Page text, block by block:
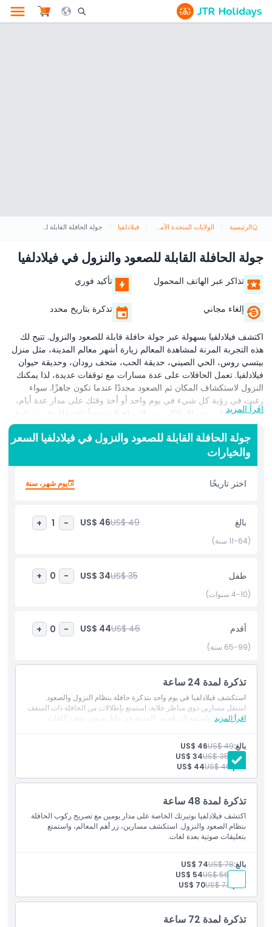
Search Opener Icon
الرئيسية الولايات المتحدة الأمريكية فيلادلفيا جولة الحافلة القابلة للصعود والنزول في فيلادلفيا
جولة الحافلة القابلة للصعود والنزول في فيلادلفيا
تذاكر عبر الهاتف المحمول تأكيد فوري
إلغاء مجاني تذكرة بتاريخ محدد
اكتشف فيلادلفيا بسهولة عبر جولة حافلة قابلة للصعود والنزول. تتيح لك
هذه التجربة المرنة لمشاهدة المعالم زيارة أشهر معالم المدينة، مثل منزل
بيتسي روس، الحي الصيني، حديقة الحب، متحف رودان، وحديقة حيوان
فيلادلفيا. تعمل الحافلات على عدة مسارات مع توقفات عديدة، لذا يمكنك
النزول لاستكشاف المكان ثم الصعود مجددًا عندما تكون جاهزًا. سواء
رغبت في رؤية كل شيء في يوم واحد أو أخذ وقتك على مدار عدة أيام،
فالقرار لك. استمتع بالإطلالات من السطح المفتوح أثناء تنقلك في شوارع
المدينة، مستمتعًا بالمعالم الشهيرة والجواهر الخفية على حد سواء. على
متن الحافلة، ستجد دليلًا صوتيًا بعدة لغات يشاركك قصصًا ممتعة عن تاريخ
فيلادلفيا وثقافتها وأماكنها التي تستحق الزيارة. إنها الطريقة المثالية
لاستكشاف مدينة حب الإخوة دون القلق بشأن الاتجاهات أو مواقف
السيارات أو تفويت أهم المعالم.
أبرز المعالم
ساعات العمل
الموقع
سياسة الإلغاء
اقرأ المزيد
جولة الحافلة القابلة للصعود والنزول في فيلادلفيا السعر
والخيارات
اختر تاريخًا يوم شهر، سنة
بالغ US$ 49
US$ 46
-
1
+
(11-64 سنة)
طفل US$ 35
US$ 34
-
0
+
(4-10 سنوات)
أقدم US$ 46
US$ 44
-
0
+
(65-99 سنة)
تذكرة لمدة 24 ساعة
استكشف فيلادلفيا في يوم واحد بتذكرة حافلة بنظام النزول والصعود.
استقل مسارين ذوي مناظر خلابة، استمتع بإطلالات من الحافلة ذات السقف
المكشوف، واستمع إلى قصص المدينة عبر دليل صوتي متعدد اللغات.
اقرأ المزيد
بالغ:US$ 49
US$ 46
طفل: US$ 35
US$ 34
أقدم: US$ 46
US$ 44
تذكرة لمدة 48 ساعة
اكتشف فيلادلفيا بوتيرتك الخاصة على مدار يومين مع تصريح ركوب الحافلة
بنظام الصعود والنزول. استكشف مسارين، زر أهم المعالم، واستمتع
بتعليقات صوتية بعدة لغات.
بالغ:US$ 78
US$ 74
طفل:US$ 56
US$ 54
أقدم:
US$ 73
US$ 70
تذكرة لمدة 72 ساعة